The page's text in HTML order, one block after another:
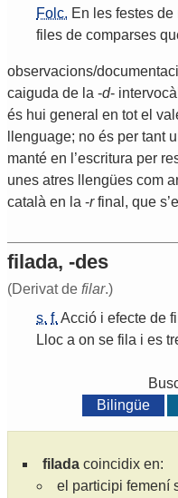
Folc. En les festes de
files de comparses
observacions/
caiguda de la -d-
és hui general en tot el
llenguage; no és per tant
manté en l’escritura per
unes atres llengües com
català en la -rfinal, que
filada, -des
(Derivat de filar.)
s. f. Acció i efecte de
Lloc a on se fila i es
Bilingüe
filada coincidix en:
el participi femení